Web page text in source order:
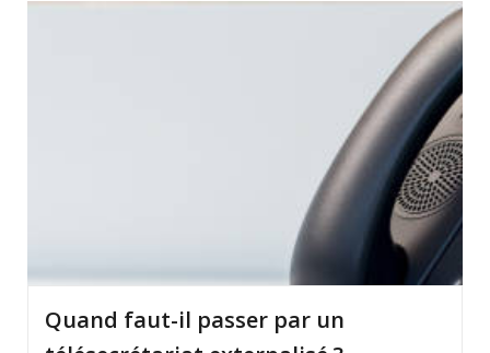
Quand faut-il passer par un